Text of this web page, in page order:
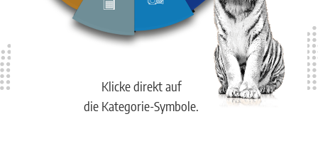
Klicke direkt auf
die Kategorie-Symbole.